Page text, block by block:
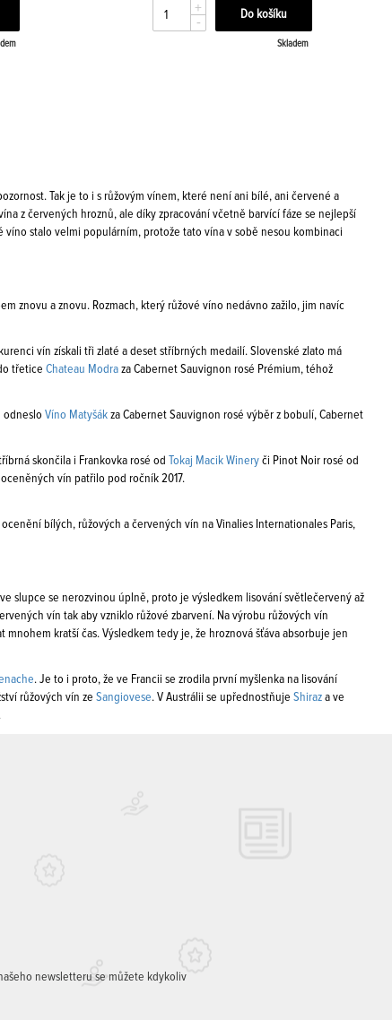
+
-
Skladem
Tak je to i s růžovým vínem, které není ani bílé, ani červené a
z červených hroznů, ale díky zpracování včetně barvící fáze se nejlepší
stalo velmi populárním, protože tato vína v sobě nesou kombinaci
znovu a znovu. Rozmach, který růžové víno nedávno zažilo, jim navíc
vín získali tři zlaté a deset stříbrných medailí. Slovenské zlato má
třetice Chateau Modra za Cabernet Sauvignon rosé Prémium, téhož
odneslo Víno Matyšák za Cabernet Sauvignon rosé výběr z bobulí, Cabernet
skončila i Frankovka rosé od Tokaj Macik Winery či Pinot Noir rosé od
oceněných vín patřilo pod ročník 2017.
bílých, růžových a červených vín na Vinalies Internationales Paris,
slupce se nerozvinou úplně, proto je výsledkem lisování světlečervený až
vín tak aby vzniklo růžové zbarvení. Na výrobu růžových vín
kratší čas. Výsledkem tedy je, že hroznová šťáva absorbuje jen
. Je to i proto, že ve Francii se zrodila první myšlenka na lisování
růžových vín ze Sangiovese. V Austrálii se upřednostňuje Shiraz a ve
newsletteru se můžete kdykoliv